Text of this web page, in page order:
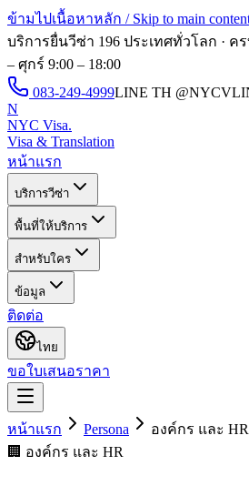
ข้ามไปเนื้อหาหลัก / Skip to main
บริการยื่นวีซ่า 196 ประเทศทั่วโลก · คร
– ศุกร์ 9:00 – 18:00
083-249-4999LINE TH @NYCV
N
NYC Visa.
Visa & Translation
หน้าแรก
บริการวีซ่า
พื้นที่ให้บริการ
สำหรับใคร
ข้อมูล
ติดต่อ
ไทย
ขอใบเสนอราคา
หน้าแรก Persona
องค์กร และ HR
🏢 องค์กร และ HR